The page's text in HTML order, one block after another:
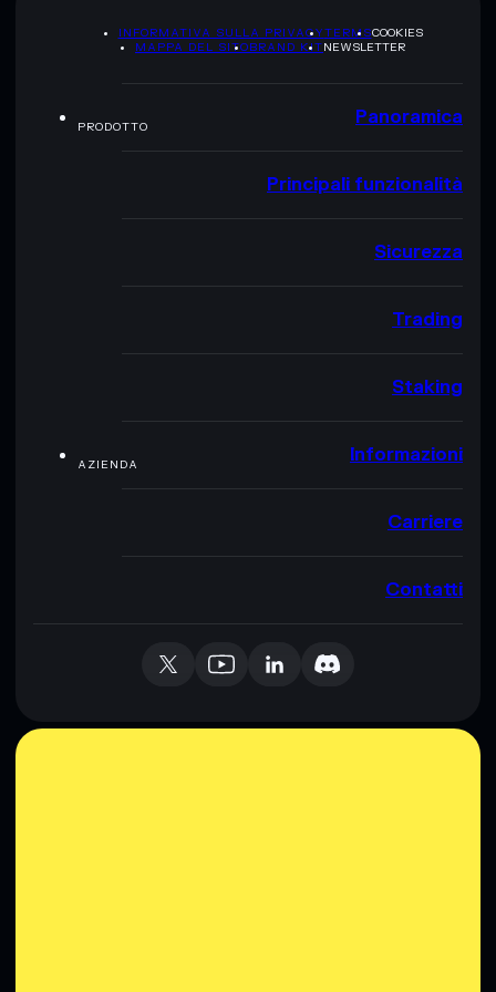
INFORMATIVA SULLA PRIVACYTERMSCOOKIES
MAPPA DEL SITOBRAND KITNEWSLETTER
PRODOTTO Panoramica
Principali funzionalità
Sicurezza
Trading
Staking
AZIENDA Informazioni
Carriere
Contatti